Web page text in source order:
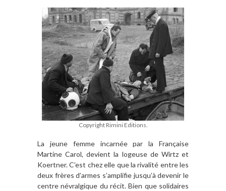
Copyright Rimini Editions.
La jeune femme incarnée par la Française
Martine Carol, devient la logeuse de Wirtz et
Koertner. C’est chez elle que la rivalité entre les
deux frères d’armes s’amplifie jusqu’à devenir le
centre névralgique du récit. Bien que solidaires